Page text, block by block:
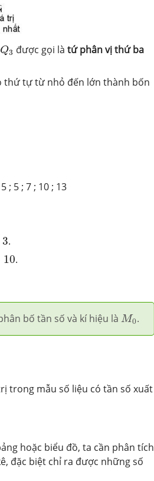
Q3
Q3 được gọi là tứ phân vị thứ ba
thứ tự từ nhỏ đến lớn thành bốn
; 5 ; 7 ; 10 ; 13
3.
10
10 .
bố tần số và kí hiệu là M0
M0 .
trong mẫu số liệu có tần số xuất
hoặc biểu đồ, ta cần phân tích
đặc biệt chỉ ra được những số